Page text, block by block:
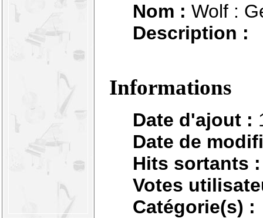
Nom : Wolf :
Description :
Informations
Date d'ajout :
Date de
Hits sortants :
Votes
Catégorie(s) :